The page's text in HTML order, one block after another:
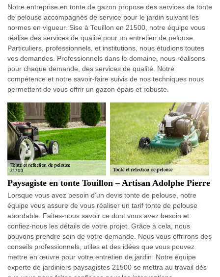
Notre entreprise en tonte de gazon propose des services de tonte
de pelouse accompagnés de service pour le jardin suivant les
normes en vigueur. Sise à Touillon en 21500, notre équipe vous
réalise des services de qualité pour un entretien de pelouse.
Particuliers, professionnels, et institutions, nous étudions toutes
vos demandes. Professionnels dans le domaine, nous réalisons
pour chaque demande, des services de qualité. Notre
compétence et notre savoir-faire suivis de nos techniques nous
permettent de vous offrir un gazon épais et robuste.
Paysagiste en tonte Touillon – Artisan Adolphe Pierre
Lorsque vous avez besoin d’un devis tonte de pelouse, notre
équipe vous assure de vous réaliser un tarif tonte de pelouse
abordable. Faites-nous savoir ce dont vous avez besoin et
confiez-nous les détails de votre projet. Grâce à cela, nous
pouvons prendre soin de votre demande. Nous vous offrirons des
conseils professionnels, utiles et des idées que vous pouvez
mettre en œuvre pour votre entretien de jardin. Notre équipe
experte de jardiniers paysagistes 21500 se mettra au travail dès